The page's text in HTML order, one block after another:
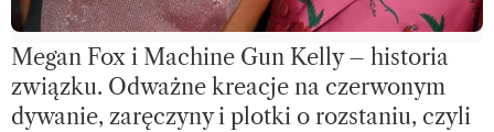
Megan Fox i Machine Gun Kelly – historia
związku. Odważne kreacje na czerwonym
dywanie, zaręczyny i plotki o rozstaniu, czyli